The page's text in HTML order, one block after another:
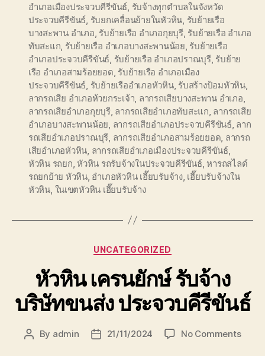
อำเภอเมืองประจวบคีรีขันธ์ รับจ้างทุกตำบลในจังหวัด
ประจวบคีรีขันธ์ รับยกเคลื่อนย้ายในหัวหิน รับย้ายเรือ
บางสะพาน อำเภอ รับย้ายเรือ อำเภอกุยบุรี, รับย้ายเรือ อำเภอ
ทับสะแก รับย้ายเรือ อำเภอบางสะพานน้อย รับย้ายเรือ
อำเภอประจวบคีรีขันธ์ รับย้ายเรือ อำเภอปราณบุรี, รับย้าย
เรือ อำเภอสามร้อยยอด รับย้ายเรือ อำเภอเมือง
ประจวบคีรีขันธ์ รับย้ายเรืออำเภอหัวหิน, รับสร้างป้อมหัวหิน,
ลากรถเสีย อำเภอห้วยกระเจ้า ลากรถเสียบางสะพาน อำเภอ
ลากรถเสียอำเภอกุยบุรี, ลากรถเสียอำเภอทับสะแก ลากรถเสีย
อำเภอบางสะพานน้อย ลากรถเสียอำเภอประจวบคีรีขันธ์, ลาก
รถเสียอำเภอปราณบุรี ลากรถเสียอำเภอสามร้อยยอด ลากรถ
เสียอำเภอหัวหิน ลากรถเสียอำเภอเมืองประจวบคีรีขันธ์,
หัวหิน รถยก ,หัวหิน รถรับจ้างในประจวบคีรีขันธ์,หารถสไลด์
รถยกย้าย หัวหิน, อำเภอหัวหิน เฮี๊ยบรับจ้าง, เฮี๊ยบรับจ้างใน
หัวหิน ในเขตหัวหิน เฮี๊ยบรับจ้าง
Categories
UNCATEGORIZED
หัวหิน เครนยักษ์ รับจ้าง
บริษัทขนส่ง ประจวบคีรีขันธ์
Post
By admin
Post21/11/2024 No Commentson